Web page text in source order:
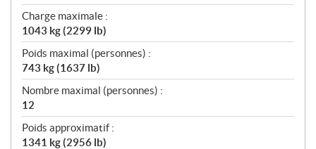
Charge maximale :
1043 kg (2299 lb)
Poids maximal (personnes) :
743 kg (1637 lb)
Nombre maximal (personnes) :
12
Poids approximatif :
1341 kg (2956 lb)